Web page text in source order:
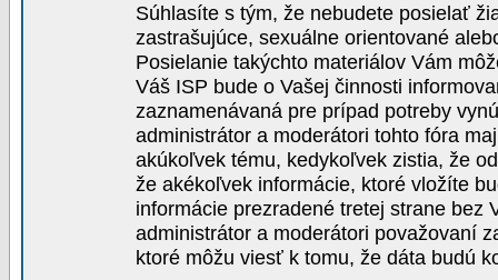
Súhlasíte s tým, že nebudete posielať
zastrašujúce, sexuálne orientované
Posielanie takýchto materiálov Vám
Váš ISP bude o Vašej činnosti
zaznamenávaná pre prípad potreby
administrátor a moderátori tohto fóra
akúkoľvek tému, kedykoľvek zistia, že
že akékoľvek informácie, ktoré vložíte
informácie prezradené tretej strane bez
administrátor a moderátori považovaní
ktoré môžu viesť k tomu, že dáta budú